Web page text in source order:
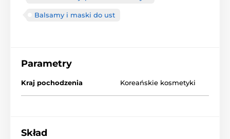
Balsamy i maski do ust
Parametry
Kraj pochodzenia Koreańskie kosmetyki
Skład